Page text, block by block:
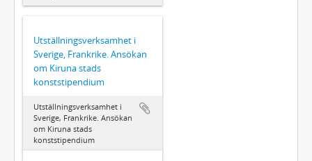
Utställningsverksamhet i
Sverige, Frankrike. Ansökan
om Kiruna stads
konststipendium
Utställningsverksamhet i
Sverige, Frankrike. Ansökan
om Kiruna stads
konststipendium